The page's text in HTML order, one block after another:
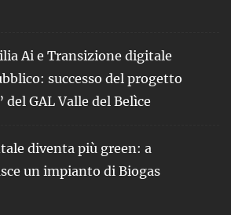
Ai e Transizione digitale
successo del progetto
GAL Valle del Belìce
diventa più green: a
un impianto di Biogas